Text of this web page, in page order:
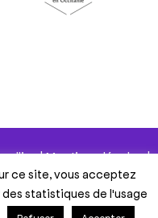
|Mentions légales|
| Gestion des cookies
ce site, vous acceptez
statistiques de l'usage